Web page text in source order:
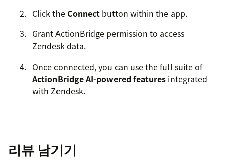
Click the Connect button within the app.
Grant ActionBridge permission to access
Zendesk data.
Once connected, you can use the full suite of
ActionBridge AI-powered features integrated
with Zendesk.
리뷰 남기기